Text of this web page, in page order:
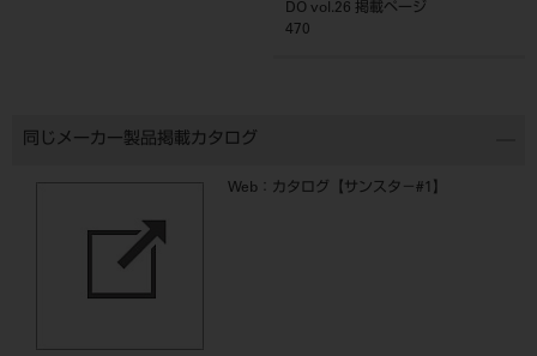
DO vol.26 掲載ページ
470
同じメーカー製品掲載カタログ
Web：カタログ【サンスタ－#1】